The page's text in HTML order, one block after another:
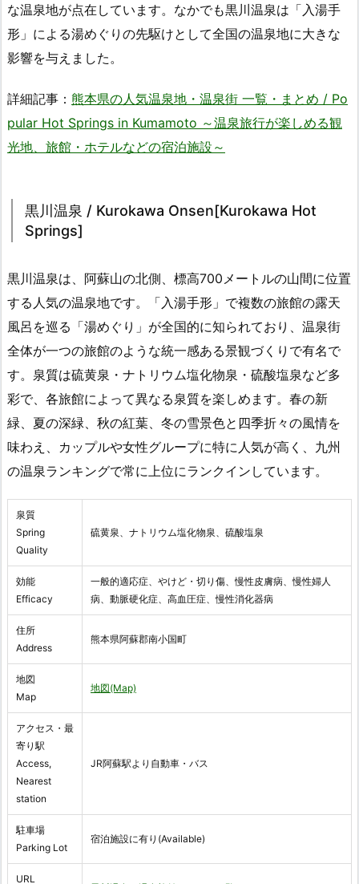
な温泉地が点在しています。なかでも黒川温泉は「入湯手
形」による湯めぐりの先駆けとして全国の温泉地に大きな
影響を与えました。
詳細記事： 熊本県の人気温泉地・温泉街 一覧・まとめ / Po
pular Hot Springs in Kumamoto ～温泉旅行が楽しめる観
光地、旅館・ホテルなどの宿泊施設～
黒川温泉 / Kurokawa Onsen[Kurokawa Hot
Springs]
黒川温泉は、阿蘇山の北側、標高700メートルの山間に位置
する人気の温泉地です。「入湯手形」で複数の旅館の露天
風呂を巡る「湯めぐり」が全国的に知られており、温泉街
全体が一つの旅館のような統一感ある景観づくりで有名で
す。泉質は硫黄泉・ナトリウム塩化物泉・硫酸塩泉など多
彩で、各旅館によって異なる泉質を楽しめます。春の新
緑、夏の深緑、秋の紅葉、冬の雪景色と四季折々の風情を
味わえ、カップルや女性グループに特に人気が高く、九州
の温泉ランキングで常に上位にランクインしています。
泉質
Spring
Quality
硫黄泉、ナトリウム塩化物泉、硫酸塩泉
効能
Efficacy
一般的適応症、やけど・切り傷、慢性皮膚病、慢性婦人
病、動脈硬化症、高血圧症、慢性消化器病
住所
Address
熊本県阿蘇郡南小国町
地図
Map
地図(Map)
アクセス・最
寄り駅
Access,
Nearest
station
JR阿蘇駅より自動車・バス
駐車場
Parking Lot
宿泊施設に有り(Available)
URL